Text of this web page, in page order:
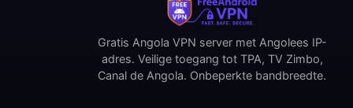
Gratis Angola VPN server met Angolees IP-
adres. Veilige toegang tot TPA, TV Zimbo,
Canal de Angola. Onbeperkte bandbreedte.